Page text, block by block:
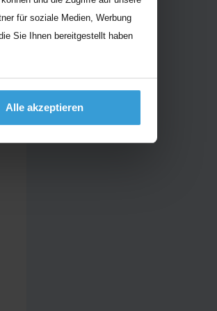
für soziale Medien, Werbung
Sie Ihnen bereitgestellt haben
Alle akzeptieren